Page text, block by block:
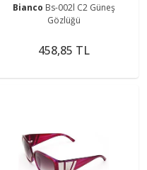
Bianco Bs-002l C2 Güneş
Gözlüğü
458,85 TL